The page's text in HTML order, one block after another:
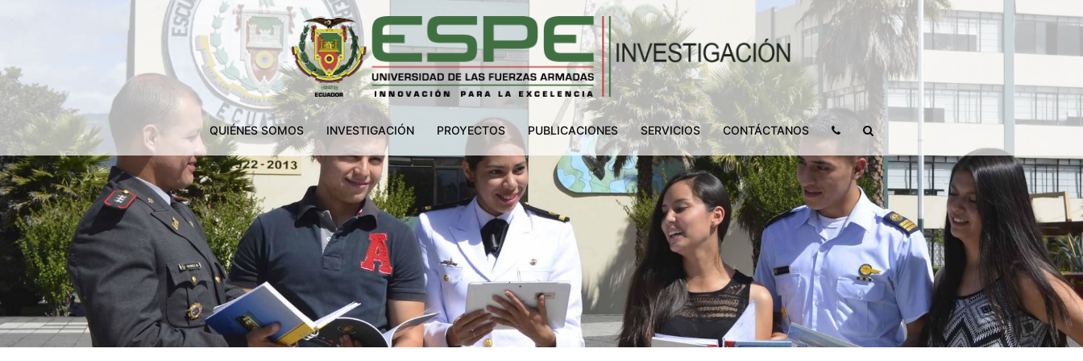
QUIÉNES SOMOS INVESTIGACIÓN PROYECTOS PUBLICACIONES SERVICIOS CONTÁCTANOS